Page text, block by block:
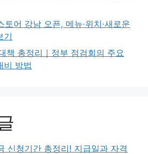
토어 강남 오픈, 메뉴·위치·새로운
기
책 총정리｜정부 점검회의 주요
비 방법
신청기간 총정리! 지급일과 자격